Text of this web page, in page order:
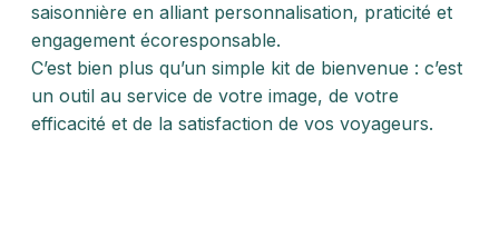
saisonnière en alliant personnalisation, praticité et
engagement écoresponsable.
C’est bien plus qu’un simple kit de bienvenue : c’est
un outil au service de votre image, de votre
efficacité et de la satisfaction de vos voyageurs.